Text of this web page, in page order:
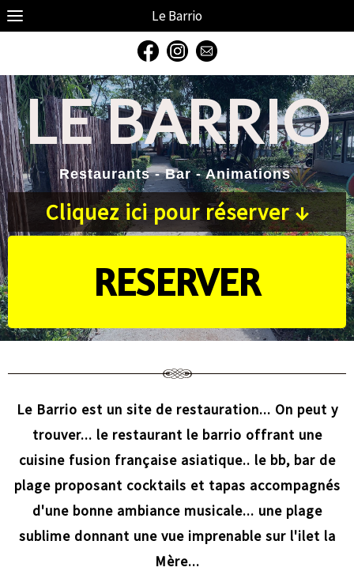
Le Barrio
LEBARRIO
Restaurants - Bar - Animations
Cliquez ici pour réserver ↓
RESERVER
Le Barrio est un site de restauration... On peut y
trouver... le restaurant le barrio offrant une
cuisine fusion française asiatique.. le bb, bar de
plage proposant cocktails et tapas accompagnés
d'une bonne ambiance musicale... une plage
sublime donnant une vue imprenable sur l'ilet la
Mère...